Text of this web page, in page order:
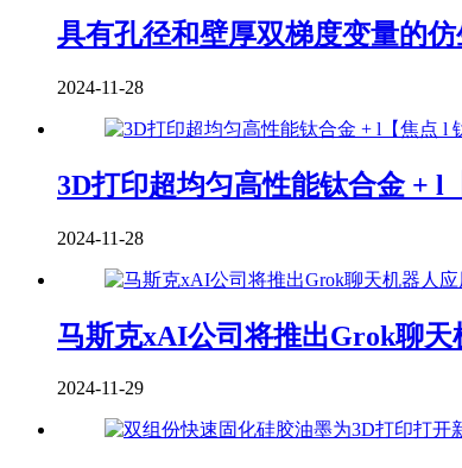
具有孔径和壁厚双梯度变量的
2024-11-28
3D打印超均匀高性能钛合金 + l
2024-11-28
马斯克xAI公司将推出Grok聊天
2024-11-29